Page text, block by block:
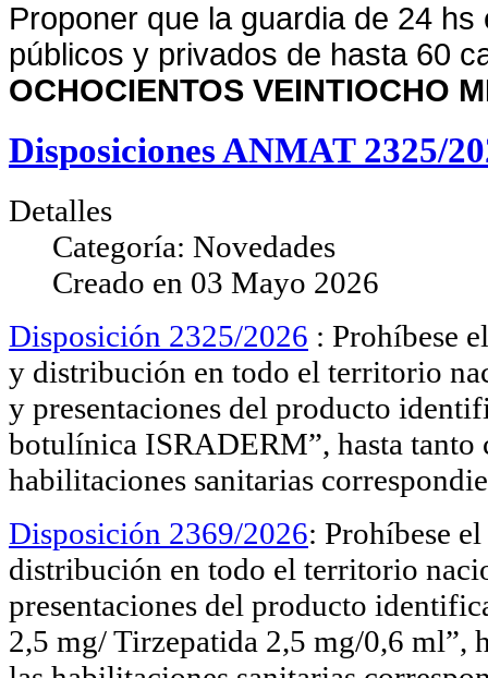
Proponer que la guardia de 24
públicos y privados de hasta 60
OCHOCIENTOS VEINTIOCHO
Disposiciones ANMAT 2325/
Detalles
Categoría: Novedades
Creado en 03 Mayo 2026
Disposición 2325/2026 : Prohíbese
y distribución en todo el territorio
y presentaciones del producto
botulínica ISRADERM”, hasta tanto
habilitaciones sanitarias
Disposición 2369/2026: Prohíbese
distribución en todo el territorio
presentaciones del producto
2,5 mg/ Tirzepatida 2,5 mg/0,6 ml”,